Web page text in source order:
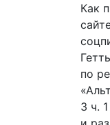
Как
по
3 ч.